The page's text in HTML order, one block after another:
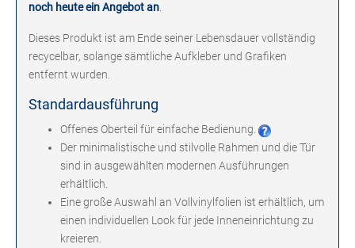
noch heute ein Angebot an.
Dieses Produkt ist am Ende seiner Lebensdauer vollständig
recycelbar, solange sämtliche Aufkleber und Grafiken
entfernt wurden.
Standardausführung
Offenes Oberteil für einfache Bedienung.
Der minimalistische und stilvolle Rahmen und die Tür
sind in ausgewählten modernen Ausführungen
erhältlich.
Eine große Auswahl an Vollvinylfolien ist erhältlich, um
einen individuellen Look für jede Inneneinrichtung zu
kreieren.